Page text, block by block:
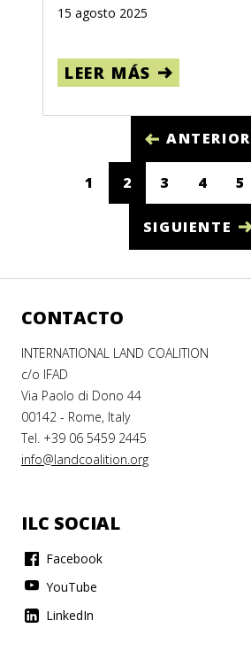
15 agosto 2025
LEER MÁS
ANTERIOR
1 2
(CURRENT)
3 4 5
SIGUIENTE
CONTACTO
INTERNATIONAL LAND COALITION
c/o IFAD
Via Paolo di Dono 44
00142 - Rome, Italy
Tel. +39 06 5459 2445
info@landcoalition.org
ILC SOCIAL
Facebook
YouTube
LinkedIn